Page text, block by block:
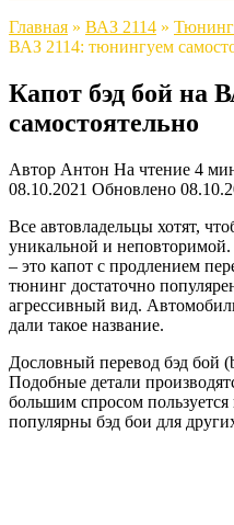
Главная » ВАЗ 2114 »
ВАЗ 2114: тюнингуем
Капот бэд бой на
самостоятельно
Автор Антон На чтение 4
08.10.2021 Обновлено
Все автовладельцы хотят,
уникальной и
– это капот с продлением
тюнинг достаточно
агрессивный вид.
дали такое название.
Дословный перевод бэд бой
Подобные детали
большим спросом
популярны бэд бои для